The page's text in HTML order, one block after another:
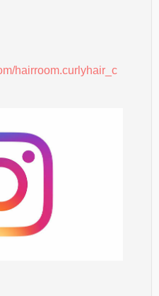
hairroom.curlyhair_c